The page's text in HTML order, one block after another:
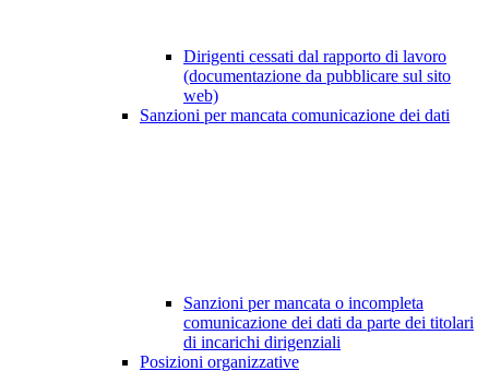
Dirigenti cessati dal rapporto di lavoro
(documentazione da pubblicare sul sito
web)
Sanzioni per mancata comunicazione dei dati
Sanzioni per mancata o incompleta
comunicazione dei dati da parte dei titolari
di incarichi dirigenziali
Posizioni organizzative